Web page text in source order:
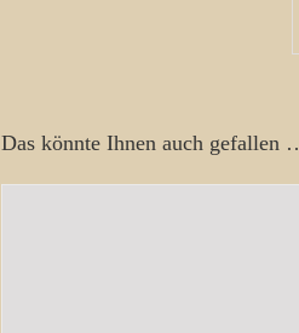
Das könnte Ihnen auch gefallen